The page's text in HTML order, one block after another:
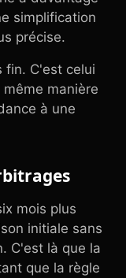
simplification
précise.
fin. C'est celui
manière
à une
mois plus
initiale sans
C'est là que la
que la règle